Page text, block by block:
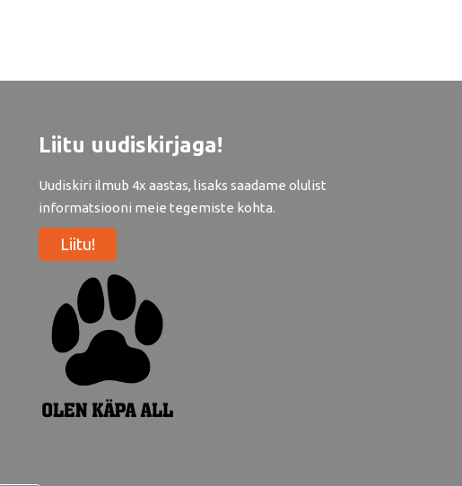
Liitu uudiskirjaga!
Uudiskiri ilmub 4x aastas, lisaks saadame olulist
informatsiooni meie tegemiste kohta.
Liitu!